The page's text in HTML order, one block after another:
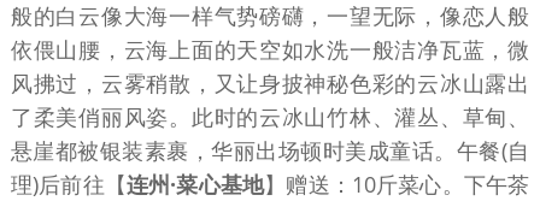
般的白云像大海一样气势磅礴，一望无际，像恋人般
依偎山腰，云海上面的天空如水洗一般洁净瓦蓝，微
风拂过，云雾稍散，又让身披神秘色彩的云冰山露出
了柔美俏丽风姿。此时的云冰山竹林、灌丛、草甸、
悬崖都被银装素裹，华丽出场顿时美成童话。午餐(自
理)后前往【连州·菜心基地】赠送：10斤菜心。下午茶